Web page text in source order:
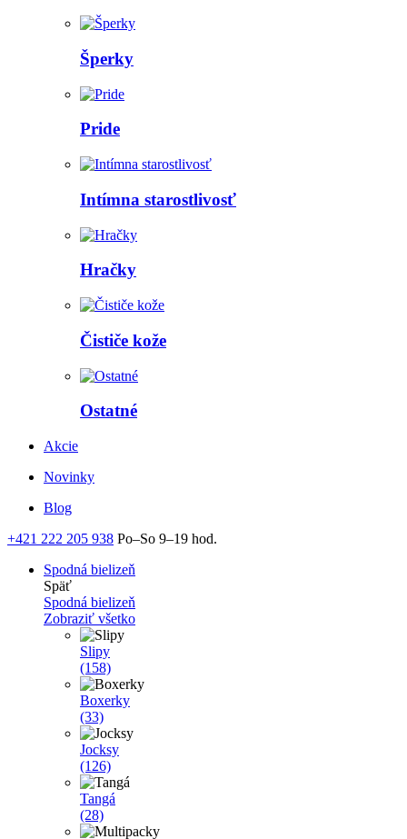
Šperky
Pride
Intímna starostlivosť
Hračky
Čističe kože
Ostatné
Akcie
Novinky
Blog
+421 222 205 938 Po–So 9–19 hod.
Spodná bielizeň
Späť
Spodná bielizeň
Zobraziť všetko
Slipy
(158)
Boxerky
(33)
Jocksy
(126)
Tangá
(28)